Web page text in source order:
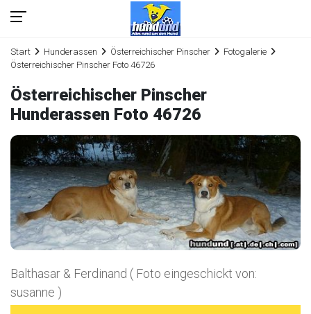
Start Hunderassen Österreichischer Pinscher
Fotogalerie
Österreichischer Pinscher Foto 46726
Österreichischer Pinscher
Hunderassen Foto 46726
Balthasar & Ferdinand ( Foto eingeschickt von:
susanne )